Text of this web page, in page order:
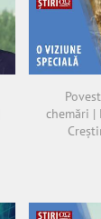
chemări |